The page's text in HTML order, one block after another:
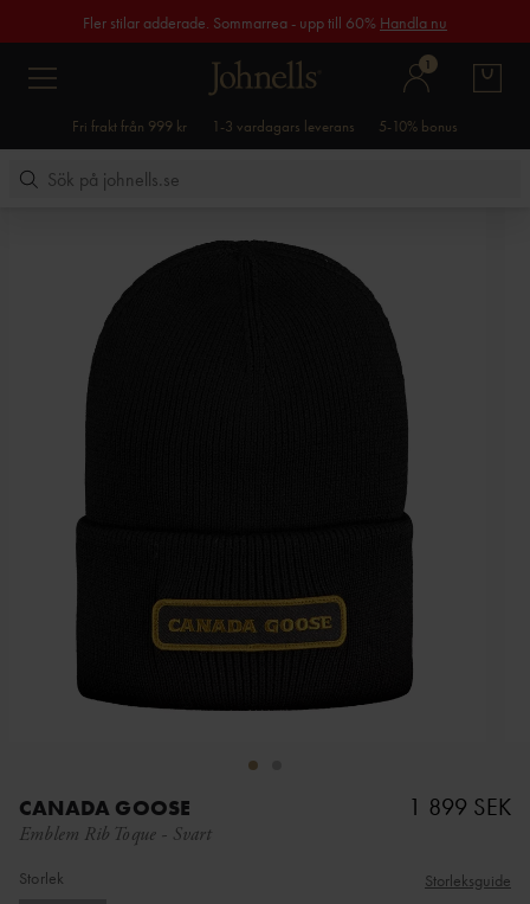
Fler stilar adderade. Sommarrea - upp till 60% Handla nu
1
Fri frakt från 999 kr 1-3 vardagars leverans 5-10% bonus
CANADA GOOSE
Emblem Rib Toque - Svart
1 899 SEK
Storlek Storleksguide